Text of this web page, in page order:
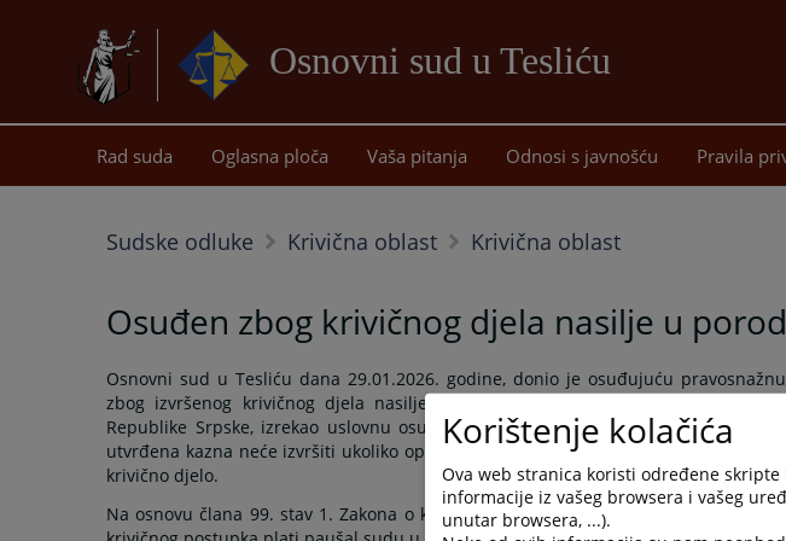
Osnovni sud u Tesliću
sadržaj
Rad suda Oglasna ploča Vaša pitanja Odnosi s javnošću Pravila
Sudske odluke Krivična oblast Krivična oblast
Osuđen zbog krivičnog djela nasilje u
Osnovni sud u Tesliću dana 29.01.2026. godine, donio je osuđujuću
zbog izvršenog krivičnog djela nasilje u porodici ili porodičnoj zajednici iz
Republike Srpske, izrekao uslovnu osudu kaznu zatvora u trajanju od 1 (jedne)
utvrđena kazna neće izvršiti ukoliko optuženi u roku od 2 (dvije) godine od dana
krivično djelo.
Na osnovu člana 99. stav 1. Zakona o krivičnom postupku Republike Srpske
Korištenje kolačića
Ova web stranica koristi određene
informacije iz vašeg browsera i vašeg
unutar browsera, ...).